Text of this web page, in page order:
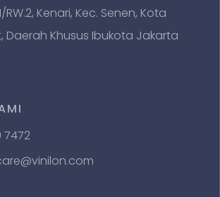
RW.2, Kenari, Kec. Senen, Kota
Daerah Khusus Ibukota Jakarta
7472